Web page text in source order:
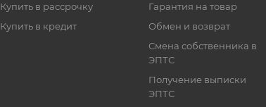
Купить в рассрочку
Купить в кредит
Гарантия на товар
Обмен и возврат
Смена собственника в
ЭПТС
Получение выписки
ЭПТС